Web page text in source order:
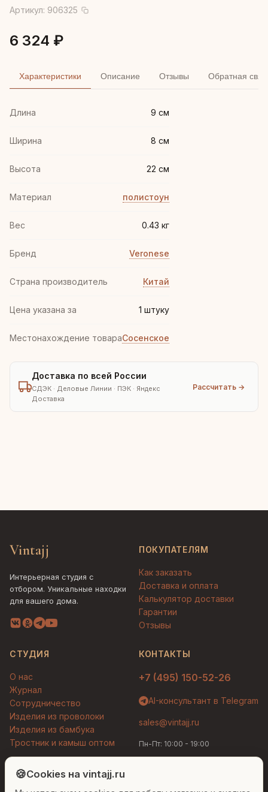
Артикул: 906325
6 324 ₽
Характеристики Описание Отзывы Обратная
Длина 9 см
Ширина 8 см
Высота 22 см
Материал полистоун
Вес 0.43 кг
Бренд Veronese
Страна производитель Китай
Цена указана за 1 штуку
Местонахождение товараСосенское
Доставка по всей России
СДЭК · Деловые Линии · ПЭК · Яндекс
Доставка
Рассчитать →
Vintajj
Интерьерная студия с
отбором. Уникальные находки
для вашего дома.
ПОКУПАТЕЛЯМ
Как заказать
Доставка и оплата
Калькулятор доставки
Гарантии
Отзывы
СТУДИЯ
О нас
Журнал
Сотрудничество
Изделия из проволоки
Изделия из бамбука
Тростник и камыш оптом
КОНТАКТЫ
+7 (495) 150-52-26
AI-консультант в Telegram
sales@vintajj.ru
Пн-Пт: 10:00 - 19:00
© 2026 Vintajj. Все права защищены.
🍪Cookies на vintajj.ru
Людмила